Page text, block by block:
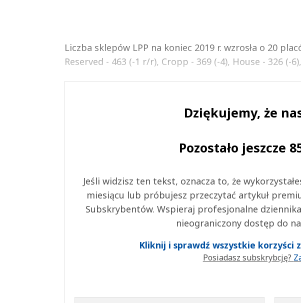
Liczba sklepów LPP na koniec 2019 r. wzrosła o 20
Reserved - 463 (-1 r/r), Cropp - 369 (-4), House - 326 (-
Dziękujemy, że
Pozostało jeszcze
Jeśli widzisz ten tekst, oznacza to, że
miesiącu lub próbujesz przeczytać artykuł
Subskrybentów. Wspieraj profesjonalne
nieograniczony dostęp do
Kliknij i sprawdź wszystkie korzyści
Posiadasz subskrybcję?